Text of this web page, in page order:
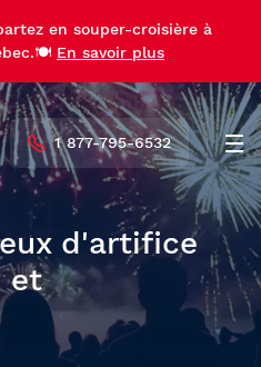
en souper-croisière à
En savoir plus
1 877-795-6532
d'artifice
et